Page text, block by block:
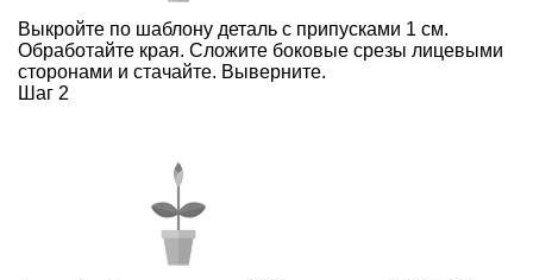
Выкройте по шаблону деталь с припусками 1 см.
Обработайте края. Сложите боковые срезы лицевыми
сторонами и стачайте. Выверните.
Шаг 2